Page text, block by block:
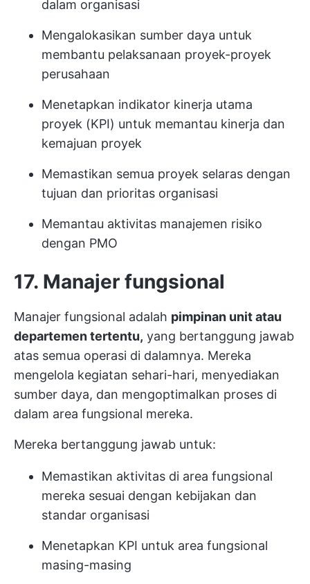
dalam organisasi
Mengalokasikan sumber daya untuk
membantu pelaksanaan proyek-proyek
perusahaan
Menetapkan indikator kinerja utama
proyek (KPI) untuk memantau kinerja dan
kemajuan proyek
Memastikan semua proyek selaras dengan
tujuan dan prioritas organisasi
Memantau aktivitas manajemen risiko
dengan PMO
17. Manajer fungsional
Manajer fungsional adalah pimpinan unit atau
departemen tertentu, yang bertanggung jawab
atas semua operasi di dalamnya. Mereka
mengelola kegiatan sehari-hari, menyediakan
sumber daya, dan mengoptimalkan proses di
dalam area fungsional mereka.
Mereka bertanggung jawab untuk:
Memastikan aktivitas di area fungsional
mereka sesuai dengan kebijakan dan
standar organisasi
Menetapkan KPI untuk area fungsional
masing-masing